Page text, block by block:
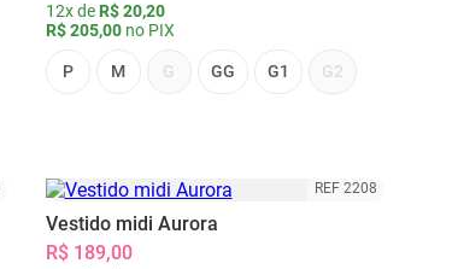
12x de R$ 20,20
R$ 205,00no PIX
P M G GG G1 G2
REF 2208
Vestido midi Aurora
R$ 189,00